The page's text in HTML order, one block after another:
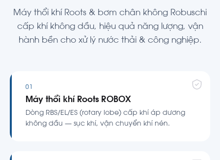
Máy thổi khí Roots & bơm chân không Robuschi
cấp khí không dầu, hiệu quả năng lượng, vận
hành bền cho xử lý nước thải & công nghiệp.
01
Máy thổi khí Roots ROBOX
Dòng RBS/EL/ES (rotary lobe) cấp khí áp dương
không dầu — sục khí, vận chuyển khí nén.